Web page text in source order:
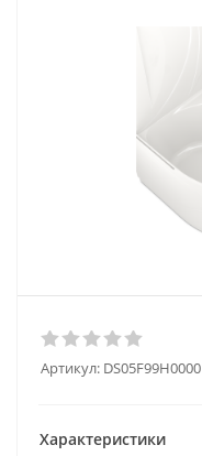
Артикул: DS05F99H0000
Характеристики